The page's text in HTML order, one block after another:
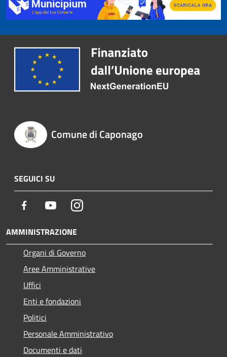
Comune di Caponago
SEGUICI SU
Facebook YoutubeInstagram
AMMINISTRAZIONE
Organi di Governo
Aree Amministrative
Uffici
Enti e fondazioni
Politici
Personale Amministrativo
Documenti e dati